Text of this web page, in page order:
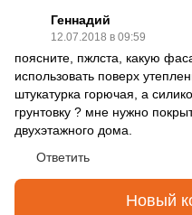
Геннадий
12.07.2018 в 09:59
поясните, пжлста, какую
использовать поверх
штукатурка горючая, а
грунтовку ? мне нужно
двухэтажного дома.
Ответить
Новый